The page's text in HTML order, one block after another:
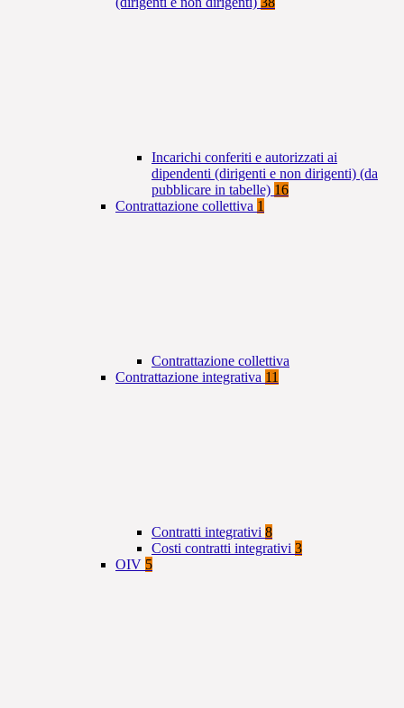
Incarichi conferiti e autorizzati ai
dipendenti (dirigenti e non dirigenti) (da
pubblicare in tabelle) 16
Contrattazione collettiva 1
Contrattazione collettiva
Contrattazione integrativa 11
Contratti integrativi 8
Costi contratti integrativi 3
OIV 5